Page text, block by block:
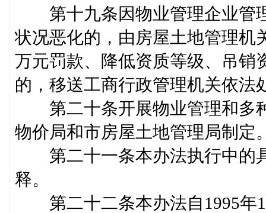
第十九条因物业管理企业管
状况恶化的，由房屋土地管理机
万元罚款、降低资质等级、吊销
的，移送工商行政管理机关
第二十条开展物业管理和多
物价局和市房屋土地管理局
第二十一条本办法执行中的
释。
第二十二条本办法自1995年